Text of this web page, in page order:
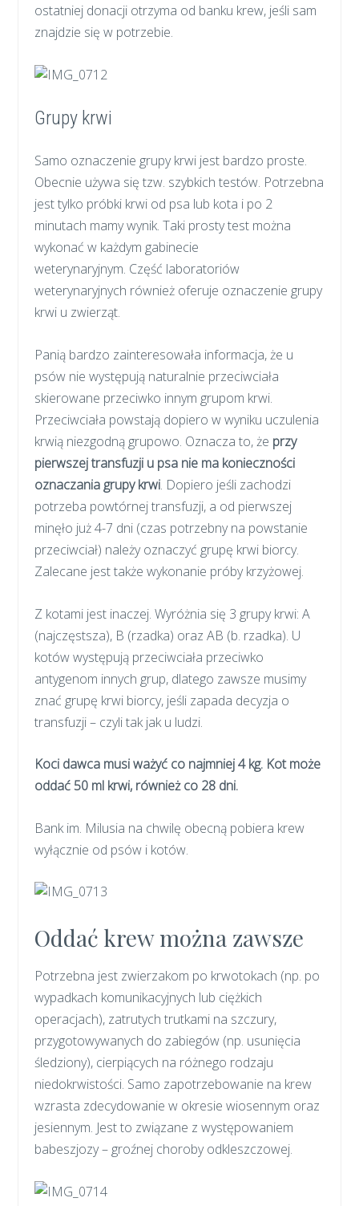
ostatniej donacji otrzyma od banku krew, jeśli sam
znajdzie się w potrzebie.
Grupy krwi
Samo oznaczenie grupy krwi jest bardzo proste.
Obecnie używa się tzw. szybkich testów. Potrzebna
jest tylko próbki krwi od psa lub kota i po 2
minutach mamy wynik. Taki prosty test można
wykonać w każdym gabinecie
weterynaryjnym. Część laboratoriów
weterynaryjnych również oferuje oznaczenie grupy
krwi u zwierząt.
Panią bardzo zainteresowała informacja, że u
psów nie występują naturalnie przeciwciała
skierowane przeciwko innym grupom krwi.
Przeciwciała powstają dopiero w wyniku uczulenia
krwią niezgodną grupowo. Oznacza to, że przy
pierwszej transfuzji u psa nie ma konieczności
oznaczania grupy krwi. Dopiero jeśli zachodzi
potrzeba powtórnej transfuzji, a od pierwszej
minęło już 4-7 dni (czas potrzebny na powstanie
przeciwciał) należy oznaczyć grupę krwi biorcy.
Zalecane jest także wykonanie próby krzyżowej.
Z kotami jest inaczej. Wyróżnia się 3 grupy krwi: A
(najczęstsza), B (rzadka) oraz AB (b. rzadka). U
kotów występują przeciwciała przeciwko
antygenom innych grup, dlatego zawsze musimy
znać grupę krwi biorcy, jeśli zapada decyzja o
transfuzji – czyli tak jak u ludzi.
Koci dawca musi ważyć co najmniej 4 kg. Kot może
oddać 50 ml krwi, również co 28 dni.
Bank im. Milusia na chwilę obecną pobiera krew
wyłącznie od psów i kotów.
Oddać krew można zawsze
Potrzebna jest zwierzakom po krwotokach (np. po
wypadkach komunikacyjnych lub ciężkich
operacjach), zatrutych trutkami na szczury,
przygotowywanych do zabiegów (np. usunięcia
śledziony), cierpiących na różnego rodzaju
niedokrwistości. Samo zapotrzebowanie na krew
wzrasta zdecydowanie w okresie wiosennym oraz
jesiennym. Jest to związane z występowaniem
babeszjozy – groźnej choroby odkleszczowej.